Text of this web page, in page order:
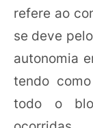
refere ao
se deve
autonomia
tendo
todo o